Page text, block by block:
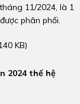
11/2024, là 1
phân phối.
2024 thế hệ